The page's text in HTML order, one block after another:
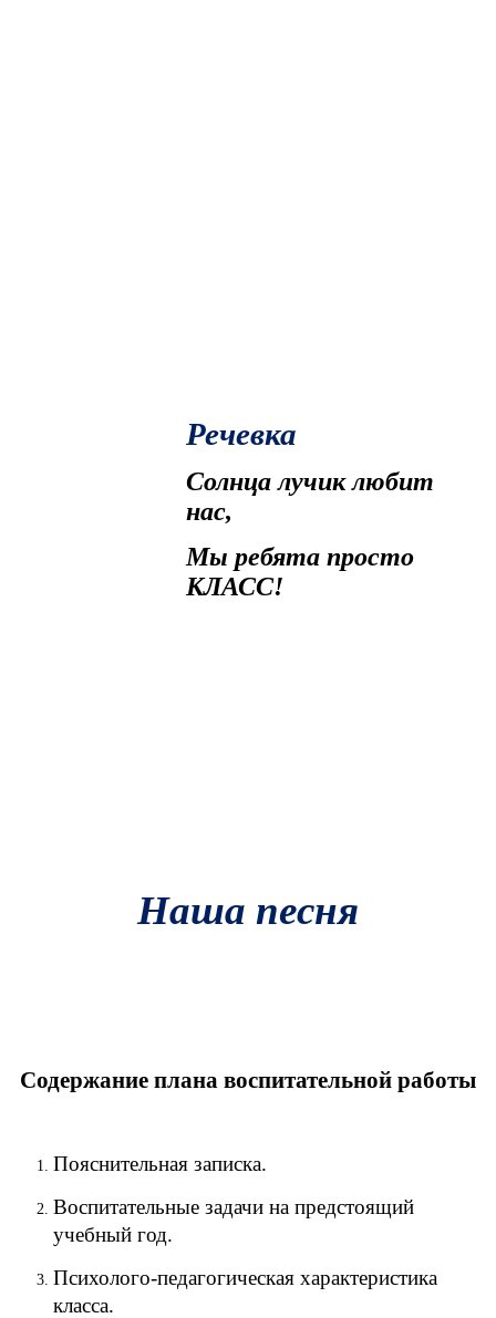
Речевка
Солнца лучик любит
нас,
Мы ребята просто
КЛАСС!
Наша песня
Содержание плана воспитательной работы
Пояснительная записка.
Воспитательные задачи на предстоящий
учебный год.
Психолого-педагогическая характеристика
класса.